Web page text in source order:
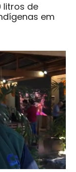
litros de
em